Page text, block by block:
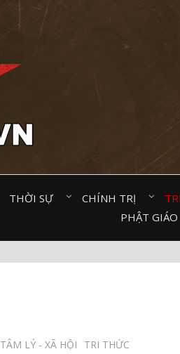
THỜI SỰ⠀ CHÍNH TRỊ⠀
PHẬT GIÁO⠀
TÂM LÝ - XÃ HỘI⠀ TRI THỨC⠀